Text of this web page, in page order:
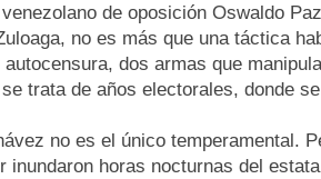
de oposición Oswaldo
no es más que una táctica
dos armas que
trata de años electorales, donde
no es el único temperamental.
inundaron horas nocturnas del